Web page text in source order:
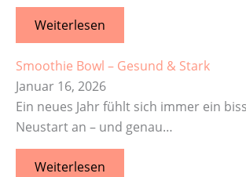
Weiterlesen
Smoothie Bowl – Gesund & Stark
Januar 16, 2026
Ein neues Jahr fühlt sich immer ein
Neustart an – und genau…
Weiterlesen